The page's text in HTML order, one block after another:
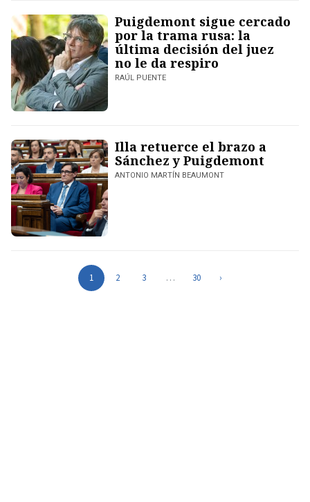
Puigdemont sigue cercado
por la trama rusa: la
última decisión del juez
no le da respiro
RAÚL PUENTE
Illa retuerce el brazo a
Sánchez y Puigdemont
ANTONIO MARTÍN BEAUMONT
1 2 3 … 30 ›